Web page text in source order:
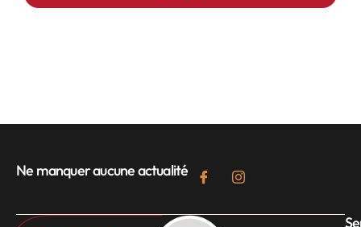
Ne manquer aucune actualité